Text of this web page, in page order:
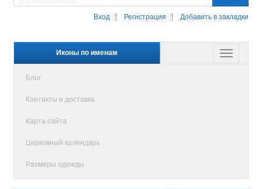
Вход Регистрация Добавить в закладки
Иконы по именам
Блог
Контакты и доставка
Карта сайта
Церковный календарь
Размеры одежды